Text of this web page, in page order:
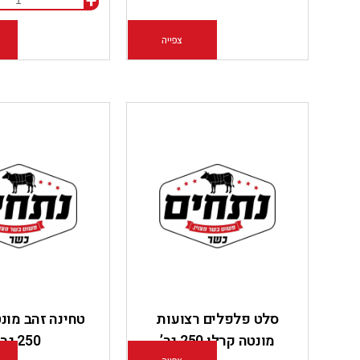
מידע נוסף
צפייה
סלט פלפלים רצועות
מונטה קרלו 250 גר’
טחינה זהב
250 גר’